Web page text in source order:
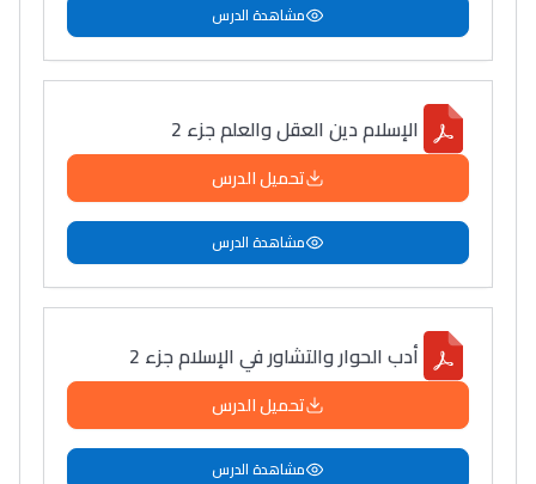
مشاهدة الدرس
الإسلام دين العقل والعلم جزء 2
تحميل الدرس
مشاهدة الدرس
أدب الحوار والتشاور في الإسلام جزء 2
تحميل الدرس
مشاهدة الدرس